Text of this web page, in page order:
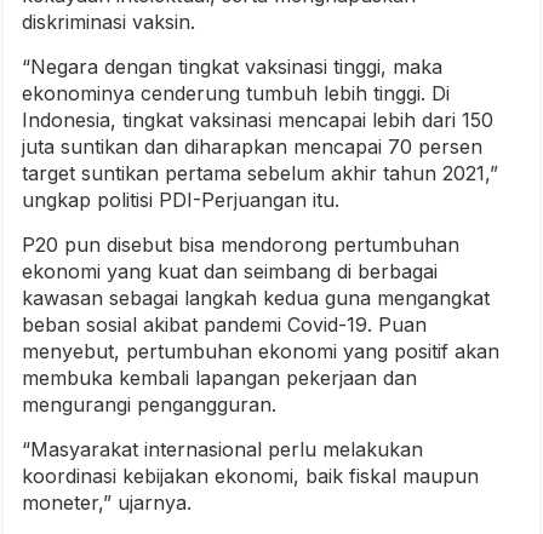
diskriminasi vaksin.
“Negara dengan tingkat vaksinasi tinggi, maka
ekonominya cenderung tumbuh lebih tinggi. Di
Indonesia, tingkat vaksinasi mencapai lebih dari 150
juta suntikan dan diharapkan mencapai 70 persen
target suntikan pertama sebelum akhir tahun 2021,”
ungkap politisi PDI-Perjuangan itu.
P20 pun disebut bisa mendorong pertumbuhan
ekonomi yang kuat dan seimbang di berbagai
kawasan sebagai langkah kedua guna mengangkat
beban sosial akibat pandemi Covid-19. Puan
menyebut, pertumbuhan ekonomi yang positif akan
membuka kembali lapangan pekerjaan dan
mengurangi pengangguran.
“Masyarakat internasional perlu melakukan
koordinasi kebijakan ekonomi, baik fiskal maupun
moneter,” ujarnya.